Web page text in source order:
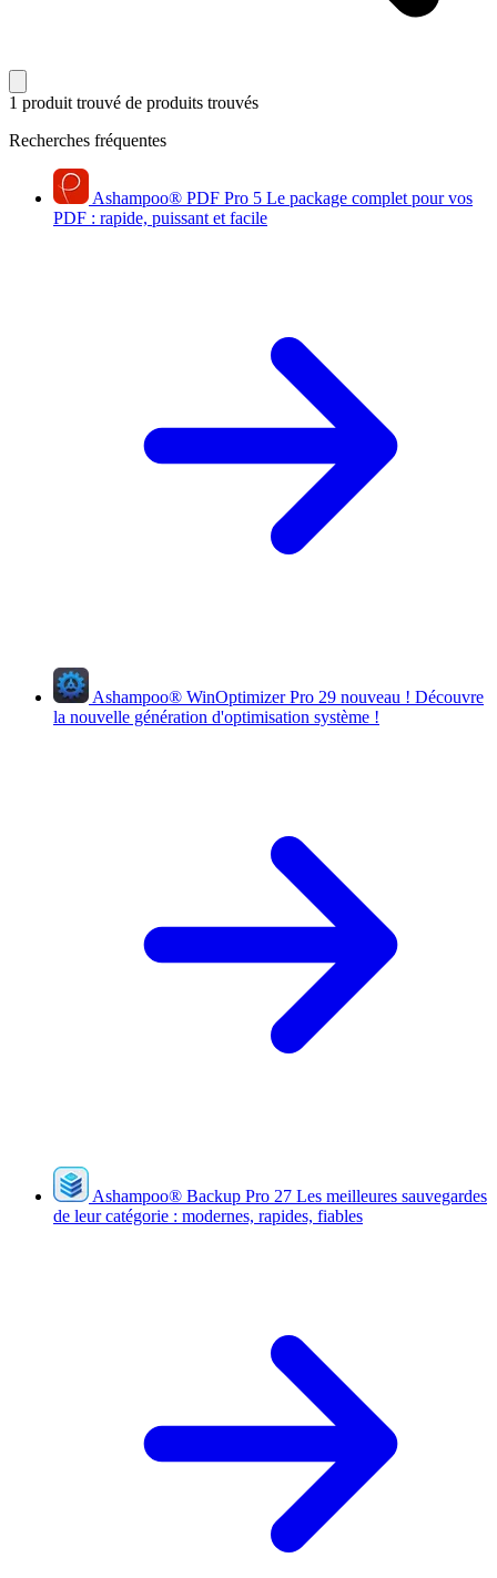
1 produit trouvé de produits trouvés
Recherches fréquentes
Ashampoo® PDF Pro 5 Le package complet pour vos
PDF : rapide, puissant et facile
Ashampoo® WinOptimizer Pro 29 nouveau ! Découvre
la nouvelle génération d'optimisation système !
Ashampoo® Backup Pro 27 Les meilleures sauvegardes
de leur catégorie : modernes, rapides, fiables